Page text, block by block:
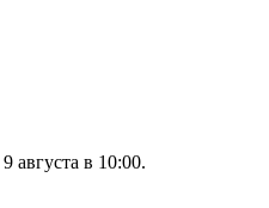
9 августа в 10:00.